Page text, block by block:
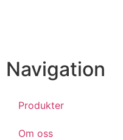
Navigation
Produkter
Om oss